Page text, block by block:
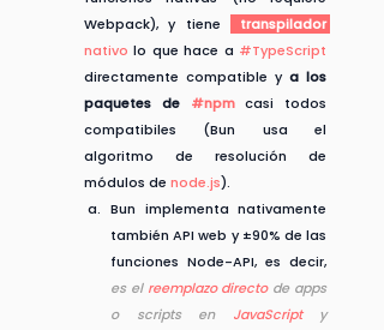
Webpack), y tiene
transpilador
nativo lo que hace a #TypeScript
directamente compatible y a los
paquetes de #npm casi todos
compatibiles (Bun usa el
algoritmo de resolución de
módulos de node.js).
Bun implementa nativamente
también API web y ±90% de las
funciones Node-API, es decir,
es el reemplazo directo de apps
o scripts en JavaScript
y